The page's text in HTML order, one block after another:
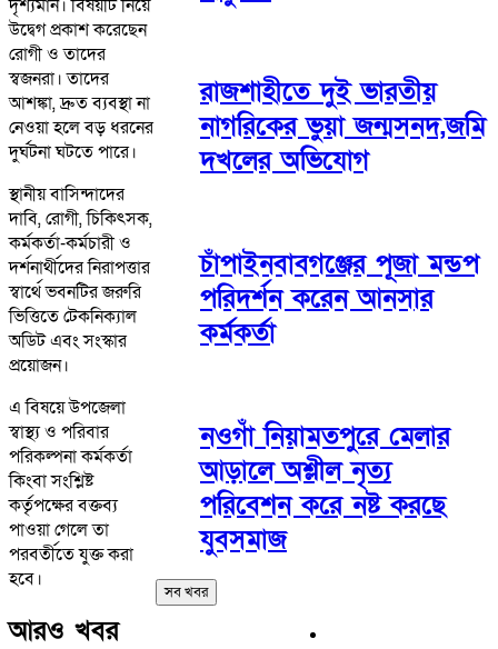
দৃশ্যমান। বিষয়টি নিয়ে
উদ্বেগ প্রকাশ করেছেন
রোগী ও তাদের
স্বজনরা। তাদের
আশঙ্কা, দ্রুত ব্যবস্থা না
নেওয়া হলে বড় ধরনের
দুর্ঘটনা ঘটতে পারে।
স্থানীয় বাসিন্দাদের
দাবি, রোগী, চিকিৎসক,
কর্মকর্তা-কর্মচারী ও
দর্শনার্থীদের নিরাপত্তার
স্বার্থে ভবনটির জরুরি
ভিত্তিতে টেকনিক্যাল
অডিট এবং সংস্কার
প্রয়োজন।
এ বিষয়ে উপজেলা
স্বাস্থ্য ও পরিবার
পরিকল্পনা কর্মকর্তা
কিংবা সংশ্লিষ্ট
কর্তৃপক্ষের বক্তব্য
পাওয়া গেলে তা
পরবর্তীতে যুক্ত করা
হবে।
আরও খবর
রাজশাহীতে দুই ভারতীয়
নাগরিকের ভুয়া জন্মসনদ,জমি
দখলের অভিযোগ
চাঁপাইনবাবগঞ্জের পূজা মন্ডপ
পরিদর্শন করেন আনসার
কর্মকর্তা
নওগাঁ নিয়ামতপুরে মেলার
আড়ালে অশ্লীল নৃত্য
পরিবেশন করে নষ্ট করছে
যুবসমাজ
সব খবর